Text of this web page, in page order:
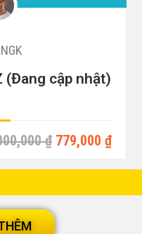
(Đang cập nhật)
₫ 779,000 ₫